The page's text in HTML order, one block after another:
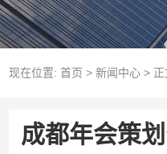
现在位置: 首页 > 新闻中心> 正
成都年会策